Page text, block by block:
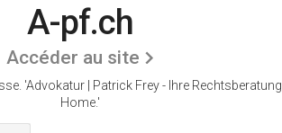
A-pf.ch
Accéder au site
'Advokatur | Patrick Frey - Ihre
Home.'